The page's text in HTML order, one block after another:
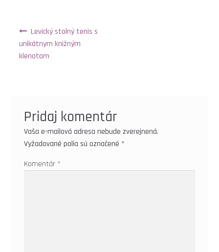
SVETOVÝ DEŇ ST 2025 – SÚŤAŽ
LOGÁ NA STIAHNUTIE
VZORY A POMÔCKY
LITERATÚRA
Navigácia v článku
Levický stolný tenis s
unikátnym knižným
klenotom
Pridaj komentár
Vaša e-mailová adresa nebude zverejnená.
Vyžadované polia sú označené *
Komentár *